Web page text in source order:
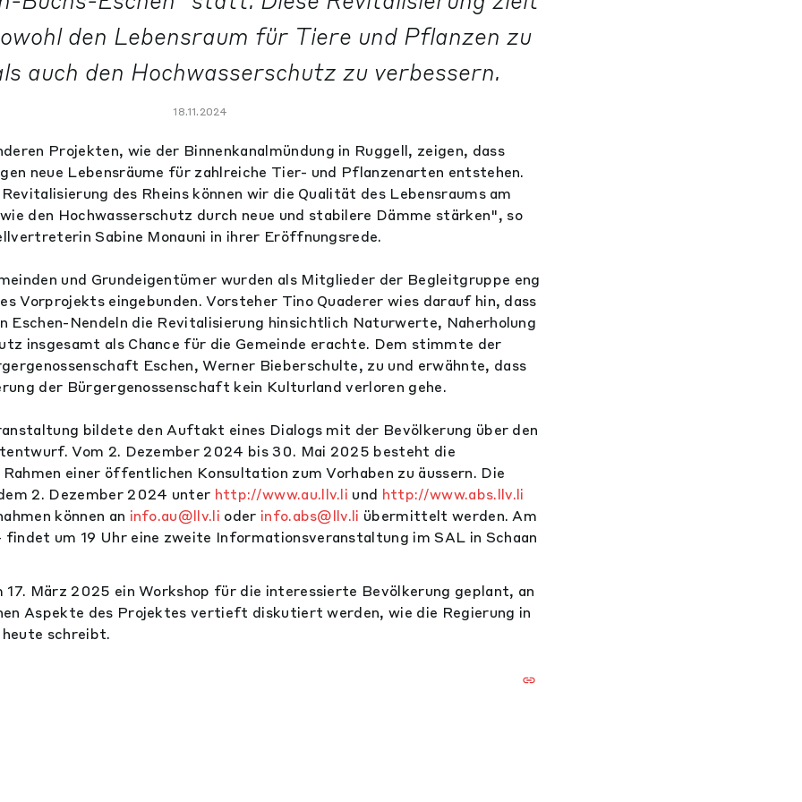
den Lebensraum für Tiere und Pflanzen zu
auch den Hochwasserschutz zu verbessern.
18.11.2024
Projekten, wie der Binnenkanalmündung in Ruggell, zeigen, dass
neue Lebensräume für zahlreiche Tier- und Pflanzenarten entstehen.
des Rheins können wir die Qualität des Lebensraums am
den Hochwasserschutz durch neue und stabilere Dämme stärken", so
Sabine Monauni in ihrer Eröffnungsrede.
und Grundeigentümer wurden als Mitglieder der Begleitgruppe eng
Vorprojekts eingebunden. Vorsteher Tino Quaderer wies darauf hin, dass
Eschen-Nendeln die Revitalisierung hinsichtlich Naturwerte, Naherholung
insgesamt als Chance für die Gemeinde erachte. Dem stimmte der
Eschen, Werner Bieberschulte, zu und erwähnte, dass
der Bürgergenossenschaft kein Kulturland verloren gehe.
bildete den Auftakt eines Dialogs mit der Bevölkerung über den
Vom 2. Dezember 2024 bis 30. Mai 2025 besteht die
einer öffentlichen Konsultation zum Vorhaben zu äussern. Die
2. Dezember 2024 unter http://www.au.llv.li und http://www.abs.llv.li
können an info.au@llv.li oder info.abs@llv.li übermittelt werden. Am
um 19 Uhr eine zweite Informationsveranstaltung im SAL in Schaan
17. März 2025 ein Workshop für die interessierte Bevölkerung geplant, an
Aspekte des Projektes vertieft diskutiert werden, wie die Regierung in
schreibt.